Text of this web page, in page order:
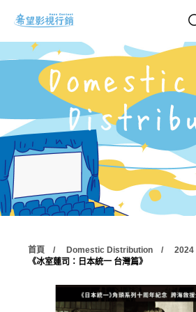
首頁 Domestic Distribution
2024
《冰室蓮司：日本統一 台灣篇》